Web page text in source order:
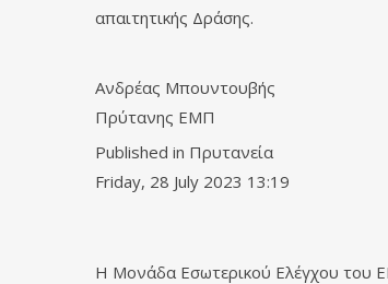
απαιτητικής Δράσης.
Ανδρέας Μπουντουβής
Πρύτανης ΕΜΠ
Published in Πρυτανεία
Friday, 28 July 2023 13:19
Η Μονάδα Εσωτερικού Ελέγχου του